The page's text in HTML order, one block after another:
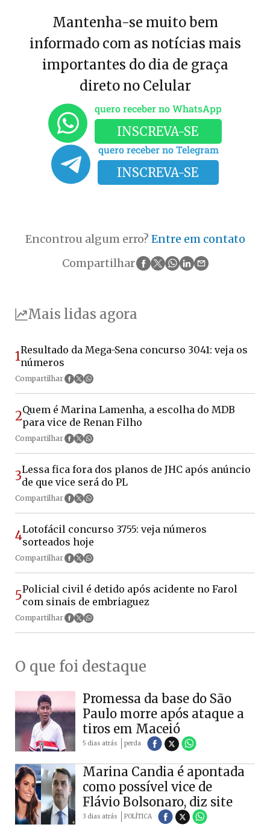
Mantenha-se muito bem
informado com as notícias mais
importantes do dia de graça
direto no Celular
quero receber no WhatsApp
INSCREVA-SE
quero receber no Telegram
INSCREVA-SE
Encontrou algum erro? Entre em contato
Compartilhar
Mais lidas agora
1Resultado da Mega-Sena concurso 3041: veja os
números
Compartilhar
2Quem é Marina Lamenha, a escolha do MDB
para vice de Renan Filho
Compartilhar
3Lessa fica fora dos planos de JHC após anúncio
de que vice será do PL
Compartilhar
4Lotofácil concurso 3755: veja números
sorteados hoje
Compartilhar
5Policial civil é detido após acidente no Farol
com sinais de embriaguez
Compartilhar
O que foi destaque
Promessa da base do São
Paulo morre após ataque a
tiros em Maceió
5 dias atrás perda
Marina Candia é apontada
como possível vice de
Flávio Bolsonaro, diz site
3 dias atrás POLÍTICA